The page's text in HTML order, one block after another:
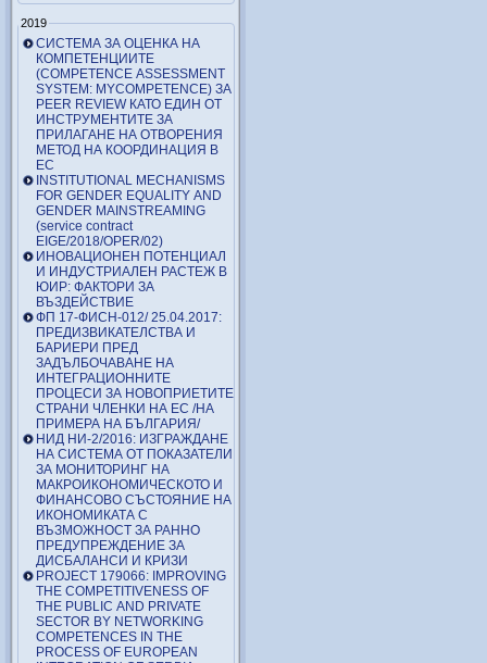
2019
СИСТЕМА ЗА ОЦЕНКА НА
КОМПЕТЕНЦИИТЕ
(COMPETENCE ASSESSMENT
SYSTEM: MYCOMPETENCE) ЗА
PEER REVIEW КАТО ЕДИН ОТ
ИНСТРУМЕНТИТЕ ЗА
ПРИЛАГАНЕ НА ОТВОРЕНИЯ
МЕТОД НА КООРДИНАЦИЯ В
ЕС
INSTITUTIONAL MECHANISMS
FOR GENDER EQUALITY AND
GENDER MAINSTREAMING
(service contract
EIGE/2018/OPER/02)
ИНОВАЦИОНЕН ПОТЕНЦИАЛ
И ИНДУСТРИАЛЕН РАСТЕЖ В
ЮИР: ФАКТОРИ ЗА
ВЪЗДЕЙСТВИЕ
ФП 17-ФИСН-012/ 25.04.2017:
ПРЕДИЗВИКАТЕЛСТВА И
БАРИЕРИ ПРЕД
ЗАДЪЛБОЧАВАНЕ НА
ИНТЕГРАЦИОННИТЕ
ПРОЦЕСИ ЗА НОВОПРИЕТИТЕ
СТРАНИ ЧЛЕНКИ НА ЕС /НА
ПРИМЕРА НА БЪЛГАРИЯ/
НИД НИ-2/2016: ИЗГРАЖДАНЕ
НА СИСТЕМА ОТ ПОКАЗАТЕЛИ
ЗА МОНИТОРИНГ НА
МАКРОИКОНОМИЧЕСКОТО И
ФИНАНСОВО СЪСТОЯНИЕ НА
ИКОНОМИКАТА С
ВЪЗМОЖНОСТ ЗА РАННО
ПРЕДУПРЕЖДЕНИЕ ЗА
ДИСБАЛАНСИ И КРИЗИ
PROJECT 179066: IMPROVING
THE COMPETITIVENESS OF
THE PUBLIC AND PRIVATE
SECTOR BY NETWORKING
COMPETENCES IN THE
PROCESS OF EUROPEAN